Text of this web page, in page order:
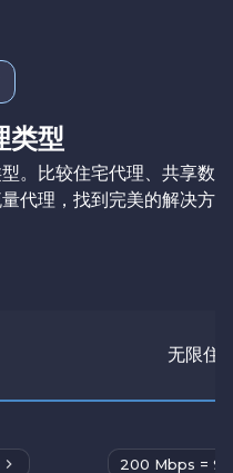
类型
。比较住宅代理、共享数
代理，找到完美的解决方
无限住
200 Mbps =